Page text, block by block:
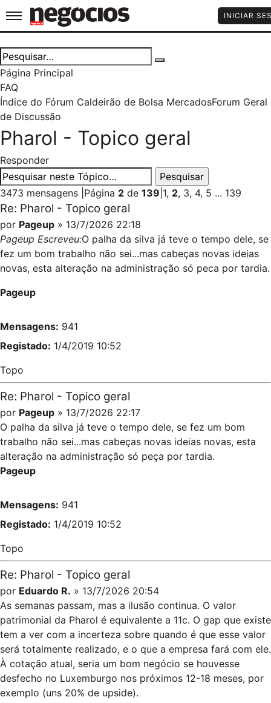
Jornal de Negócios INICIAR
Página Principal
FAQ
Índice do Fórum Caldeirão de Bolsa MercadosForum Geral
de Discussão
Pharol - Topico geral
Responder
3473 mensagens Página 2 de 139 1, 2, 3, 4, 5 ... 139
Re: Pharol - Topico geral
por Pageup » 13/7/2026 22:18
Pageup Escreveu:O palha da silva já teve o tempo dele, se
fez um bom trabalho não sei...mas cabeças novas ideias
novas, esta alteração na administração só peca por tardia.
Pageup
Mensagens: 941
Registado: 1/4/2019 10:52
Topo
Re: Pharol - Topico geral
por Pageup » 13/7/2026 22:17
O palha da silva já teve o tempo dele, se fez um bom
trabalho não sei...mas cabeças novas ideias novas, esta
alteração na administração só peça por tardia.
Pageup
Mensagens: 941
Registado: 1/4/2019 10:52
Topo
Re: Pharol - Topico geral
por Eduardo R. » 13/7/2026 20:54
As semanas passam, mas a ilusão continua. O valor
patrimonial da Pharol é equivalente a 11c. O gap que existe
tem a ver com a incerteza sobre quando é que esse valor
será totalmente realizado, e o que a empresa fará com ele.
À cotação atual, seria um bom negócio se houvesse
desfecho no Luxemburgo nos próximos 12-18 meses, por
exemplo (uns 20% de upside).